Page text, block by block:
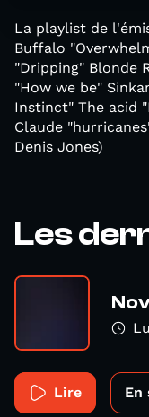
La playlist de
Buffalo
"Dripping" Blonde
"How we be"
Instinct" The acid
Claude
Denis Jones)
Les
Lire En